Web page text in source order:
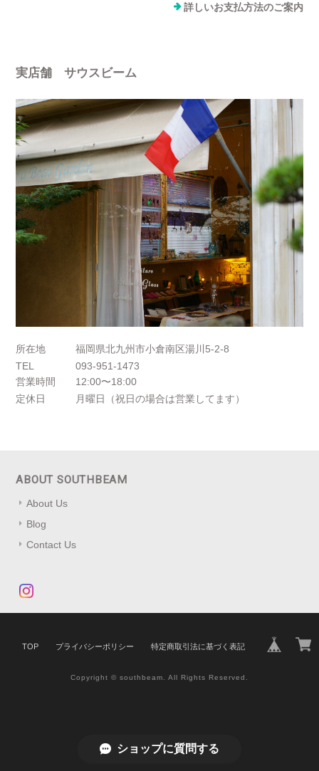
詳しいお支払方法のご案内
実店舗 サウスビーム
所在地
福岡県北九州市小倉南区湯川5-2-8
TEL
093-951-1473
営業時間
12:00〜18:00
定休日
月曜日（祝日の場合は営業してます）
ABOUT SOUTHBEAM
About Us
Blog
Contact Us
TOP プライバシーポリシー 特定商取引法に基づく表記
Copyright © southbeam. All Rights Reserved.
ショップに質問する